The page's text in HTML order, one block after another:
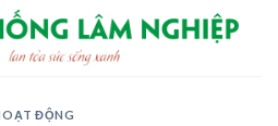
ĐỘNG